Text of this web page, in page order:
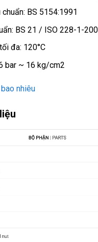
BS 5154:1991
BS 21 / ISO 228-1-
đa: 120°C
bar ~ 16 kg/cm2
nhiêu